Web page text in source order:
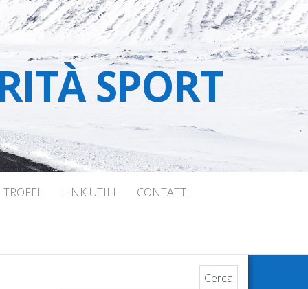
SPORT
TROFEI LINK UTILI CONTATTI